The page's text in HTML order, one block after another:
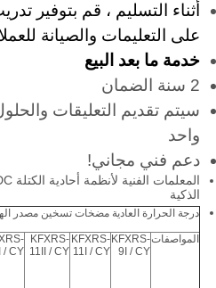
أثناء التسليم ، قم بتوفير
على التعليمات والصيانة
خدمة ما بعد البيع
2 سنة الضمان
سيتم تقديم التعليقات
واحد
دعم فني مجاني!
الذكية
درجة الحرارة العادية مضخات تسخين مصدر
المواصفاتKFXRS-
9I / CY
KFXRS-
11I / CY
KFXRS-
11II / CY
/ CY